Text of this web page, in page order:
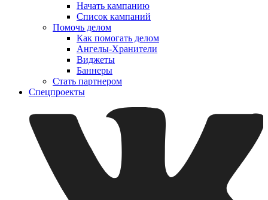
Начать кампанию
Список кампаний
Помочь делом
Как помогать делом
Ангелы-Хранители
Виджеты
Баннеры
Стать партнером
Спецпроекты